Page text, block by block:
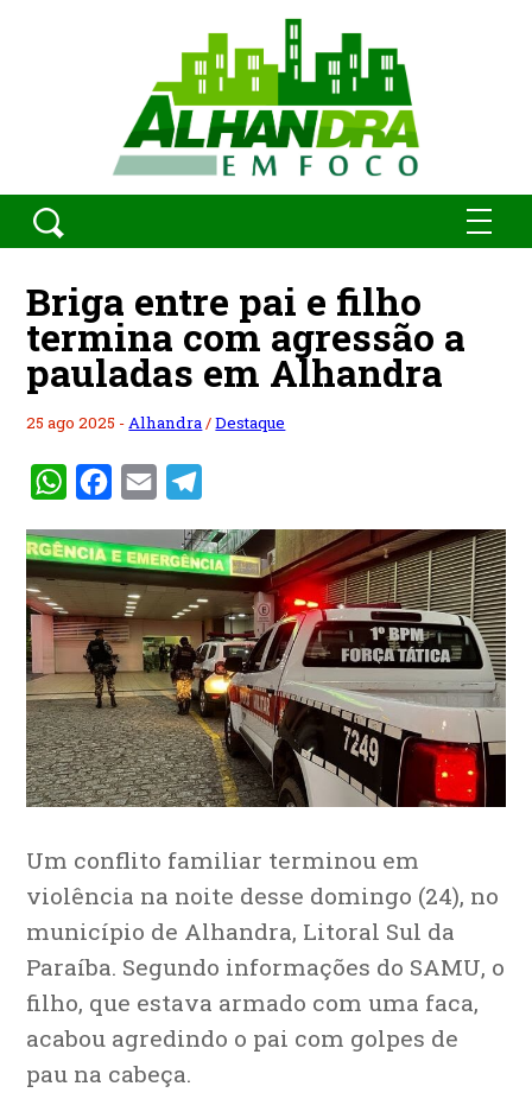
Briga entre pai e filho
termina com agressão a
pauladas em Alhandra
25 ago 2025 -Alhandra/Destaque
WhatsAppFacebook
Email
Um conflito familiar terminou em
violência na noite desse domingo (24), no
município de Alhandra, Litoral Sul da
Paraíba. Segundo informações do SAMU, o
filho, que estava armado com uma faca,
acabou agredindo o pai com golpes de
pau na cabeça.